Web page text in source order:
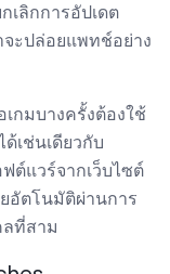
เลิกการอัปเดต
จะปล่อยแพทช์อย่าง
กมบางครั้งต้องใช้
เช่นเดียวกับ
ต์แวร์จากเว็บไซต์
อัตโนมัติผ่านการ
ที่สาม